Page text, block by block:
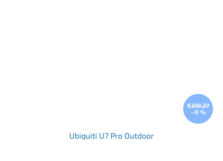
€310,27
–0 %
Ubiquiti U7 Pro Outdoor